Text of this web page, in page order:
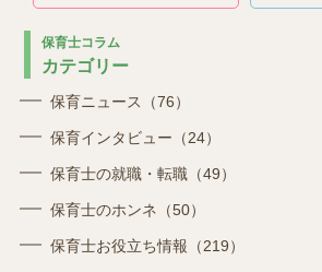
保育士コラム
カテゴリー
保育ニュース（76）
保育インタビュー（24）
保育士の就職・転職（49）
保育士のホンネ（50）
保育士お役立ち情報（219）